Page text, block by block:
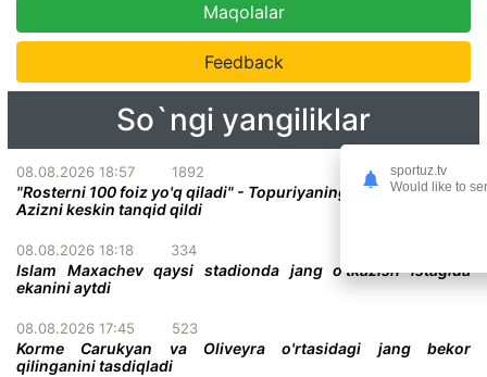
Maqolalar
Feedback
So`ngi yangiliklar
08.08.2026 18:57 1892
"Rosterni 100 foiz yo'q qiladi" - Topuriyaning menejeri Abdel-
Azizni keskin tanqid qildi
08.08.2026 18:18 334
Islam Maxachev qaysi stadionda jang o'tkazish istagida
ekanini aytdi
08.08.2026 17:45 523
Korme Carukyan va Oliveyra o'rtasidagi jang bekor
qilinganini tasdiqladi
sportuz.tv
Would like to